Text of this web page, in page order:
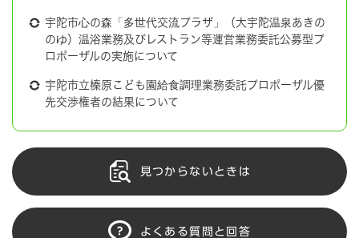
宇陀市心の森「多世代交流プラザ」（大宇陀温泉あきの
のゆ）温浴業務及びレストラン等運営業務委託公募型プ
ロポーザルの実施について
宇陀市立榛原こども園給食調理業務委託プロポーザル優
先交渉権者の結果について
見つからないときは
よくある質問と回答